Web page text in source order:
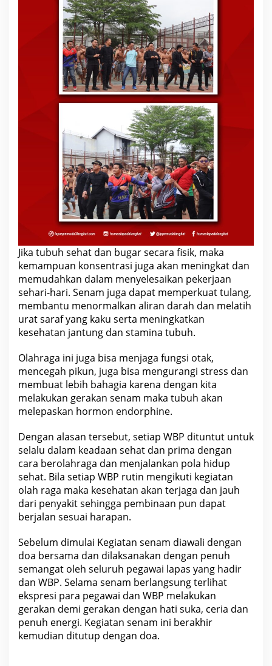
Jika tubuh sehat dan bugar secara fisik, maka
kemampuan konsentrasi juga akan meningkat dan
memudahkan dalam menyelesaikan pekerjaan
sehari-hari. Senam juga dapat memperkuat tulang,
membantu menormalkan aliran darah dan melatih
urat saraf yang kaku serta meningkatkan
kesehatan jantung dan stamina tubuh.
Olahraga ini juga bisa menjaga fungsi otak,
mencegah pikun, juga bisa mengurangi stress dan
membuat lebih bahagia karena dengan kita
melakukan gerakan senam maka tubuh akan
melepaskan hormon endorphine.
Dengan alasan tersebut, setiap WBP dituntut untuk
selalu dalam keadaan sehat dan prima dengan
cara berolahraga dan menjalankan pola hidup
sehat. Bila setiap WBP rutin mengikuti kegiatan
olah raga maka kesehatan akan terjaga dan jauh
dari penyakit sehingga pembinaan pun dapat
berjalan sesuai harapan.
Sebelum dimulai Kegiatan senam diawali dengan
doa bersama dan dilaksanakan dengan penuh
semangat oleh seluruh pegawai lapas yang hadir
dan WBP. Selama senam berlangsung terlihat
ekspresi para pegawai dan WBP melakukan
gerakan demi gerakan dengan hati suka, ceria dan
penuh energi. Kegiatan senam ini berakhir
kemudian ditutup dengan doa.